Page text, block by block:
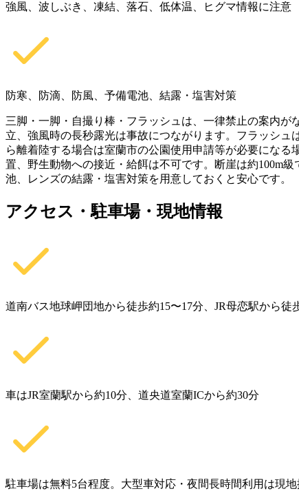
強風、波しぶき、凍結、落石、低体温、ヒグマ情報に注意
防寒、防滴、防風、予備電池、結露・塩害対策
三脚・一脚・自撮り棒・フラッシュは、一律禁止の案内
立、強風時の長秒露光は事故につながります。フラッシ
ら離着陸する場合は室蘭市の公園使用申請等が必要にな
置、野生動物への接近・給餌は不可です。断崖は約100m
池、レンズの結露・塩害対策を用意しておくと安心です。
アクセス・駐車場・現地情報
道南バス地球岬団地から徒歩約15〜17分、JR母恋駅から徒
車はJR室蘭駅から約10分、道央道室蘭ICから約30分
駐車場は無料5台程度。大型車対応・夜間長時間利用は現